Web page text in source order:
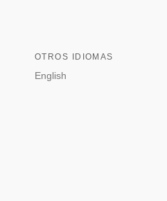
OTROS IDIOMAS
English